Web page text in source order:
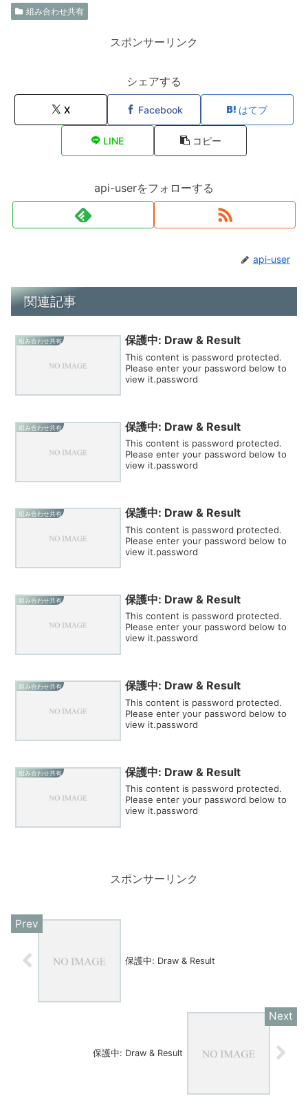
組み合わせ共有
スポンサーリンク
シェアする
X Facebook はてブ
LINE コピー
api-userをフォローする
api-user
関連記事
組み合わせ共有 保護中: Draw & Result
This content is password protected.
Please enter your password below to
view it.password
組み合わせ共有 保護中: Draw & Result
This content is password protected.
Please enter your password below to
view it.password
組み合わせ共有 保護中: Draw & Result
This content is password protected.
Please enter your password below to
view it.password
組み合わせ共有 保護中: Draw & Result
This content is password protected.
Please enter your password below to
view it.password
組み合わせ共有 保護中: Draw & Result
This content is password protected.
Please enter your password below to
view it.password
組み合わせ共有 保護中: Draw & Result
This content is password protected.
Please enter your password below to
view it.password
スポンサーリンク
保護中: Draw & Result
保護中: Draw & Result